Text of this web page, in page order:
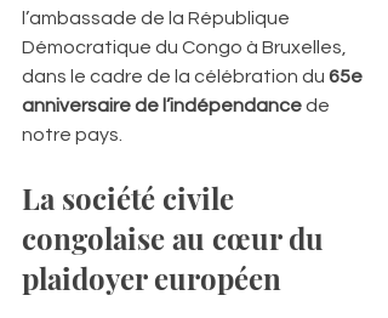
l’ambassade de la République
Démocratique du Congo à Bruxelles,
dans le cadre de la célébration du 65e
anniversaire de l’indépendance de
notre pays.
La société civile
congolaise au cœur du
plaidoyer européen